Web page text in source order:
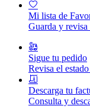
Mi lista de
Guarda y
Sigue tu pedido
Revisa el
Descarga tu
Consulta y